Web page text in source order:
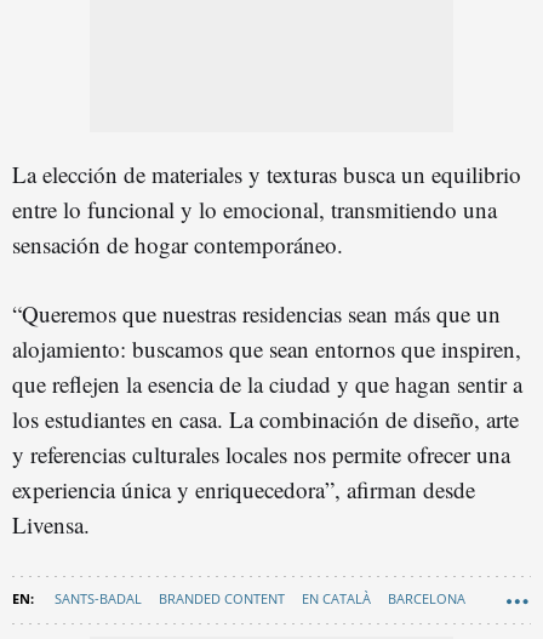
La elección de materiales y texturas busca un equilibrio
entre lo funcional y lo emocional, transmitiendo una
sensación de hogar contemporáneo.
“Queremos que nuestras residencias sean más que un
alojamiento: buscamos que sean entornos que inspiren,
que reflejen la esencia de la ciudad y que hagan sentir a
los estudiantes en casa. La combinación de diseño, arte
y referencias culturales locales nos permite ofrecer una
experiencia única y enriquecedora”, afirman desde
Livensa.
SANTS-BADAL BRANDED CONTENT EN CATALÀ BARCELONA